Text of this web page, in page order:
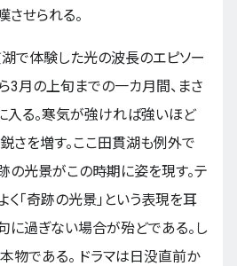
させられる。
で体験した光の波長のエピソー
3月の上旬までの一カ月間、まさ
る。寒気が強ければ強いほど
さを増す。ここ田貫湖も例外で
の光景がこの時期に姿を現す。テ
く「奇跡の光景」という表現を耳
に過ぎない場合が殆どである。し
物である。 ドラマは日没直前か